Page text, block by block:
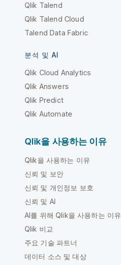
Qlik Talend
Qlik Talend Cloud
Talend Data Fabric
분석 및 AI
Qlik Cloud Analytics
Qlik Answers
Qlik Predict
Qlik Automate
Qlik을 사용하는 이유
Qlik을 사용하는 이유
신뢰 및 보안
신뢰 및 개인정보 보호
신뢰 및 AI
AI를 위해 Qlik을 사용하는 이유
Qlik 비교
주요 기술 파트너
데이터 소스 및 대상